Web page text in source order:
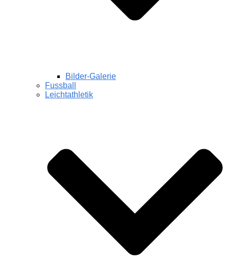
Bilder-Galerie
Fussball
Leichtathletik